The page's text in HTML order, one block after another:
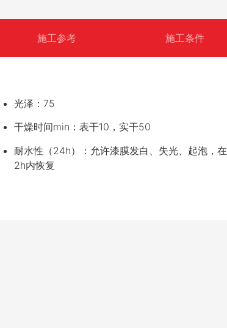
施工参考 施工条件
光泽：75
干燥时间min：表干10，实干50
耐水性（24h）：允许漆膜发白、失光、起泡，在
2h内恢复